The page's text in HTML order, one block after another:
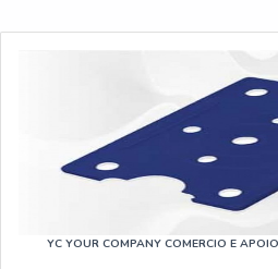
YC YOUR COMPANY COMERCIO E